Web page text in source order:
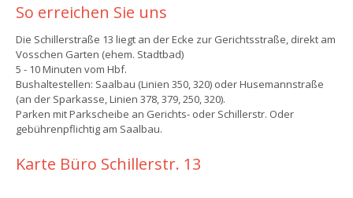
So erreichen Sie uns
Die Schillerstraße 13 liegt an der Ecke zur Gerichtsstraße, direkt am
Vosschen Garten (ehem. Stadtbad)
5 - 10 Minuten vom Hbf.
Bushaltestellen: Saalbau (Linien 350, 320) oder Husemannstraße
(an der Sparkasse, Linien 378, 379, 250, 320).
Parken mit Parkscheibe an Gerichts- oder Schillerstr. Oder
gebührenpflichtig am Saalbau.
Karte Büro Schillerstr. 13